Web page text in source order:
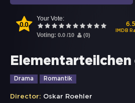
0.0
Your Vote:
Voting: 0.0 /10 (0)
6.5
IMDB
Elementarteilchen
Drama Romantik
Director: Oskar Roehler